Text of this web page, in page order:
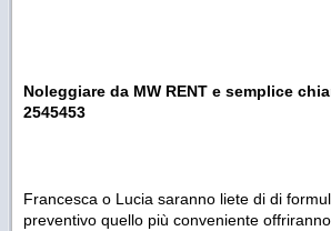
Noleggiare da MW RENT e semplice
2545453
Francesca o Lucia saranno liete di di
preventivo quello più conveniente